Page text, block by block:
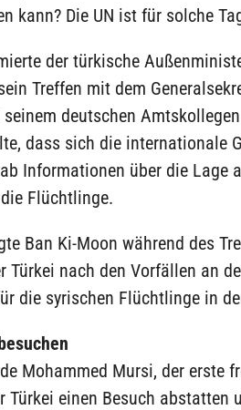
kann? Die UN ist für solche
der türkische
Treffen mit dem
deutschen
dass sich die internationale
Informationen über die Lage
Flüchtlinge.
Ban Ki-Moon während des
Türkei nach den Vorfällen an
die syrischen Flüchtlinge in
Mohammed Mursi, der erste
Türkei einen Besuch abstatten